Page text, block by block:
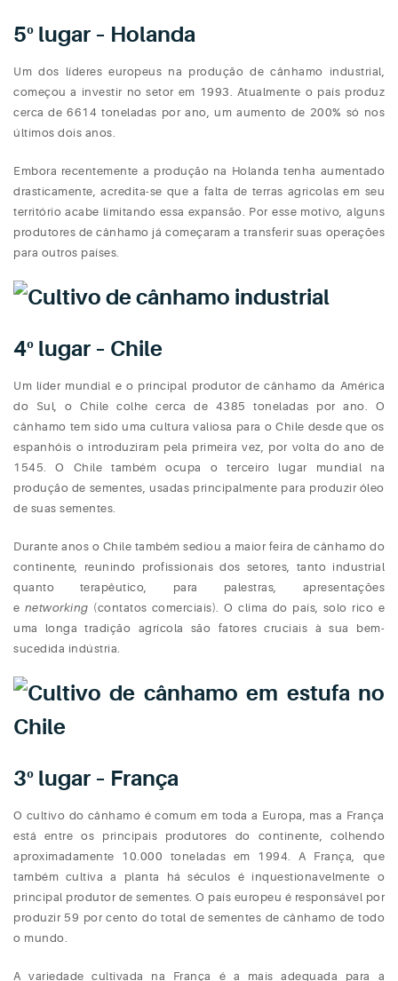
5º lugar – Holanda
Um dos líderes europeus na produção de cânhamo industrial,
começou a investir no setor em 1993. Atualmente o país produz
cerca de 6614 toneladas por ano, um aumento de 200% só nos
últimos dois anos.
Embora recentemente a produção na Holanda tenha aumentado
drasticamente, acredita-se que a falta de terras agrícolas em seu
território acabe limitando essa expansão. Por esse motivo, alguns
produtores de cânhamo já começaram a transferir suas operações
para outros países.
4º lugar – Chile
Um líder mundial e o principal produtor de cânhamo da América
do Sul, o Chile colhe cerca de 4385 toneladas por ano. O
cânhamo tem sido uma cultura valiosa para o Chile desde que os
espanhóis o introduziram pela primeira vez, por volta do ano de
1545. O Chile também ocupa o terceiro lugar mundial na
produção de sementes, usadas principalmente para produzir óleo
de suas sementes.
Durante anos o Chile também sediou a maior feira de cânhamo do
continente, reunindo profissionais dos setores, tanto industrial
quanto terapêutico, para palestras, apresentações
e networking (contatos comerciais). O clima do país, solo rico e
uma longa tradição agrícola são fatores cruciais à sua bem-
sucedida indústria.
3º lugar – França
O cultivo do cânhamo é comum em toda a Europa, mas a França
está entre os principais produtores do continente, colhendo
aproximadamente 10.000 toneladas em 1994. A França, que
também cultiva a planta há séculos é inquestionavelmente o
principal produtor de sementes. O país europeu é responsável por
produzir 59 por cento do total de sementes de cânhamo de todo
o mundo.
A variedade cultivada na França é a mais adequada para a